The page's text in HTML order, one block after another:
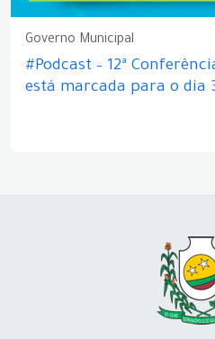
Governo Municipal
#Podcast – 12ª
está marcada para o dia